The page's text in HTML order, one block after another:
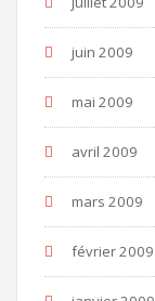
juin 2009
mai 2009
avril 2009
mars 2009
février 2009